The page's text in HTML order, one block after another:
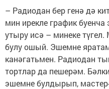
– Радиодан бер генә дә
мин ирекле график
утыру исә – минеке
булу ошый. Эшемне
канәгатьмен. Радиодан
тортлар да пешерәм.
эшемне булдырып,